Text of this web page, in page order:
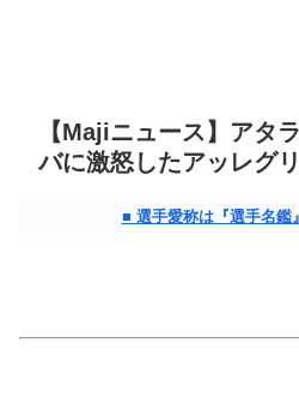
【Majiニュース】アタ
バに激怒したアッレグ
■ 選手愛称は『選手名鑑